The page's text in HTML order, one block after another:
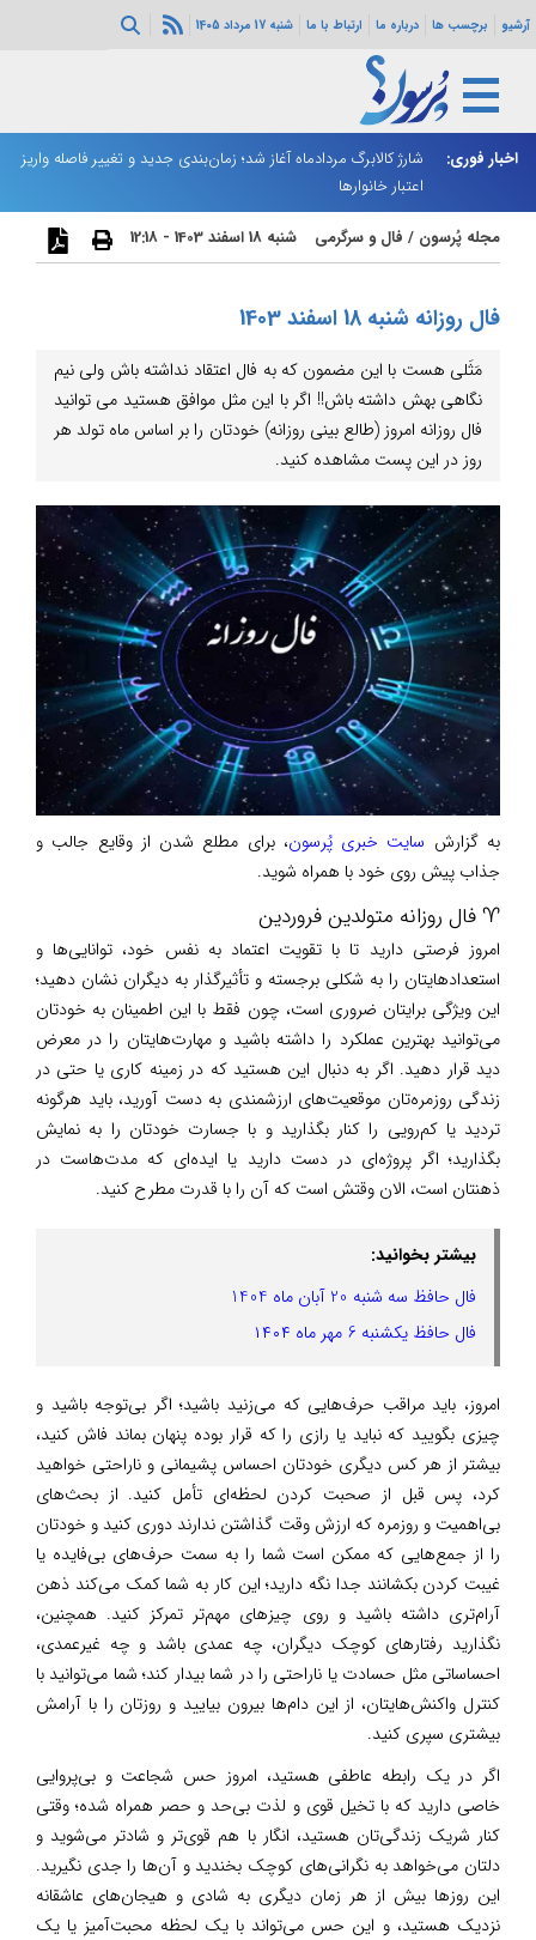
آرشیو برچسب ها درباره ما ارتباط با ما شنبه 17 مرداد 1405
اخبار فوری:
هرمز ادامه
شارژ کالابرگ مردادماه آغاز شد؛ زمان‌بندی جدید و تغییر فاصله واریز
اعتبار خانوارها
مجله پُرسون / فال و سرگرمی شنبه 18 اسفند 1403 - 12:18
فال روزانه شنبه 18 اسفند 1403
مَثَلی هست با این مضمون که به فال اعتقاد نداشته باش ولی نیم
نگاهی بهش داشته باش!! اگر با این مثل موافق هستید می توانید
فال روزانه امروز (طالع بینی روزانه) خودتان را بر اساس ماه تولد هر
روز در این پست مشاهده کنید.
به گزارش سایت خبری پُرسون، برای مطلع شدن از وقایع جالب و
جذاب پیش روی خود با همراه شوید.
♈ فال روزانه متولدین فروردین
امروز فرصتی دارید تا با تقویت اعتماد به نفس خود، توانایی‌ها و
استعدادهایتان را به شکلی برجسته و تأثیرگذار به دیگران نشان دهید؛
این ویژگی برایتان ضروری است، چون فقط با این اطمینان به خودتان
می‌توانید بهترین عملکرد را داشته باشید و مهارت‌هایتان را در معرض
دید قرار دهید. اگر به دنبال این هستید که در زمینه کاری یا حتی در
زندگی روزمره‌تان موقعیت‌های ارزشمندی به دست آورید، باید هرگونه
تردید یا کم‌رویی را کنار بگذارید و با جسارت خودتان را به نمایش
بگذارید؛ اگر پروژه‌ای در دست دارید یا ایده‌ای که مدت‌هاست در
ذهنتان است، الان وقتش است که آن را با قدرت مطرح کنید.
بیشتر بخوانید:
فال حافظ سه شنبه 20 آبان ماه 1404
فال حافظ یکشنبه 6 مهر ماه ۱۴۰۴
امروز، باید مراقب حرف‌هایی که می‌زنید باشید؛ اگر بی‌توجه باشید و
چیزی بگویید که نباید یا رازی را که قرار بوده پنهان بماند فاش کنید،
بیشتر از هر کس دیگری خودتان احساس پشیمانی و ناراحتی خواهید
کرد، پس قبل از صحبت کردن لحظه‌ای تأمل کنید. از بحث‌های
بی‌اهمیت و روزمره که ارزش وقت گذاشتن ندارند دوری کنید و خودتان
را از جمع‌هایی که ممکن است شما را به سمت حرف‌های بی‌فایده یا
غیبت کردن بکشانند جدا نگه دارید؛ این کار به شما کمک می‌کند ذهن
آرام‌تری داشته باشید و روی چیزهای مهم‌تر تمرکز کنید. همچنین،
نگذارید رفتارهای کوچک دیگران، چه عمدی باشد و چه غیرعمدی،
احساساتی مثل حسادت یا ناراحتی را در شما بیدار کند؛ شما می‌توانید با
کنترل واکنش‌هایتان، از این دام‌ها بیرون بیایید و روزتان را با آرامش
بیشتری سپری کنید.
اگر در یک رابطه عاطفی هستید، امروز حس شجاعت و بی‌پروایی
خاصی دارید که با تخیل قوی و لذت بی‌حد و حصر همراه شده؛ وقتی
کنار شریک زندگی‌تان هستید، انگار با هم قوی‌تر و شادتر می‌شوید و
دلتان می‌خواهد به نگرانی‌های کوچک بخندید و آن‌ها را جدی نگیرید.
این روزها بیش از هر زمان دیگری به شادی و هیجان‌های عاشقانه
نزدیک هستید، و این حس می‌تواند با یک لحظه محبت‌آمیز یا یک